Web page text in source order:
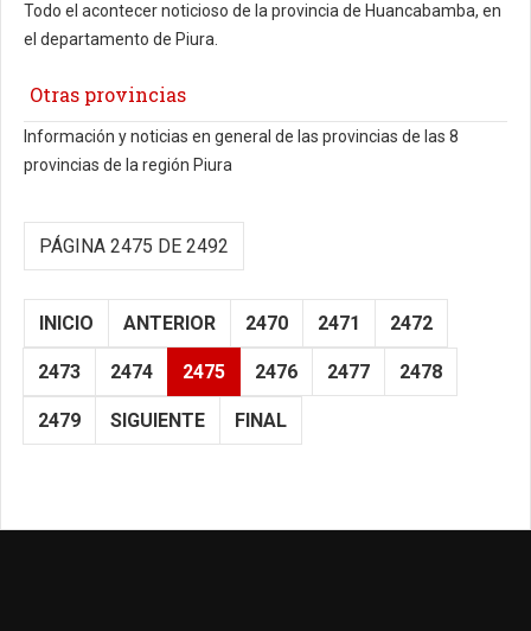
Todo el acontecer noticioso de la provincia de Huancabamba, en
el departamento de Piura.
Otras provincias
Información y noticias en general de las provincias de las 8
provincias de la región Piura
PÁGINA 2475 DE 2492
INICIO ANTERIOR 2470 2471 2472
2473 2474 2475 2476 2477 2478
2479 SIGUIENTE FINAL